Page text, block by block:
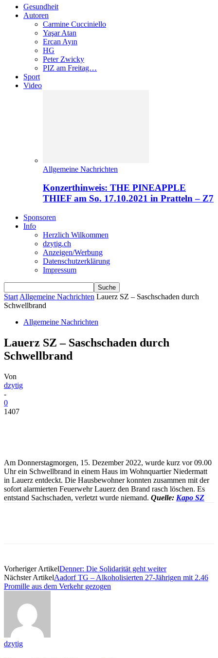
Gesundheit
Autoren
Carmine Cucciniello
Yaşar Atan
Ercan Ayın
HG
Peter Zwicky
PIZ am Freitag…
Sport
Video
Allgemeine Nachrichten
Konzerthinweis: THE PINEAPPLE
THIEF am So. 17.10.2021 in Pratteln – Z7
Sponsoren
Info
Herzlich Wilkommen
dzytig.ch
Anzeigen/Werbung
Datenschutzerklärung
Impressum
Start Allgemeine Nachrichten Lauerz SZ – Saschschaden durch
Schwellbrand
Allgemeine Nachrichten
Lauerz SZ – Saschschaden durch
Schwellbrand
Von
dzytig
-
0
1407
Am Donnerstagmorgen, 15. Dezember 2022, wurde kurz vor 09.00
Uhr ein Schwellbrand in einem Haus im Wohnquartier Niedermatt
in Lauerz entdeckt. Die Hausbewohner konnten zusammen mit der
sofort alarmierten Feuerwehr Lauerz den Brand rasch löschen. Es
entstand Sachschaden, verletzt wurde niemand. Quelle: Kapo SZ
Vorheriger ArtikelDenner: Die Solidarität geht weiter
Nächster ArtikelAadorf TG – Alkoholisierten 27-Jährigen mit 2.46
Promille aus dem Verkehr gezogen
dzytig